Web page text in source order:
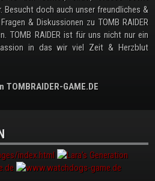
Besucht doch auch unser freundliches &
& Diskussionen zu TOMB RAIDER
TOMB RAIDER ist für uns nicht nur ein
in das wir viel Zeit & Herzblut
GAME.DE